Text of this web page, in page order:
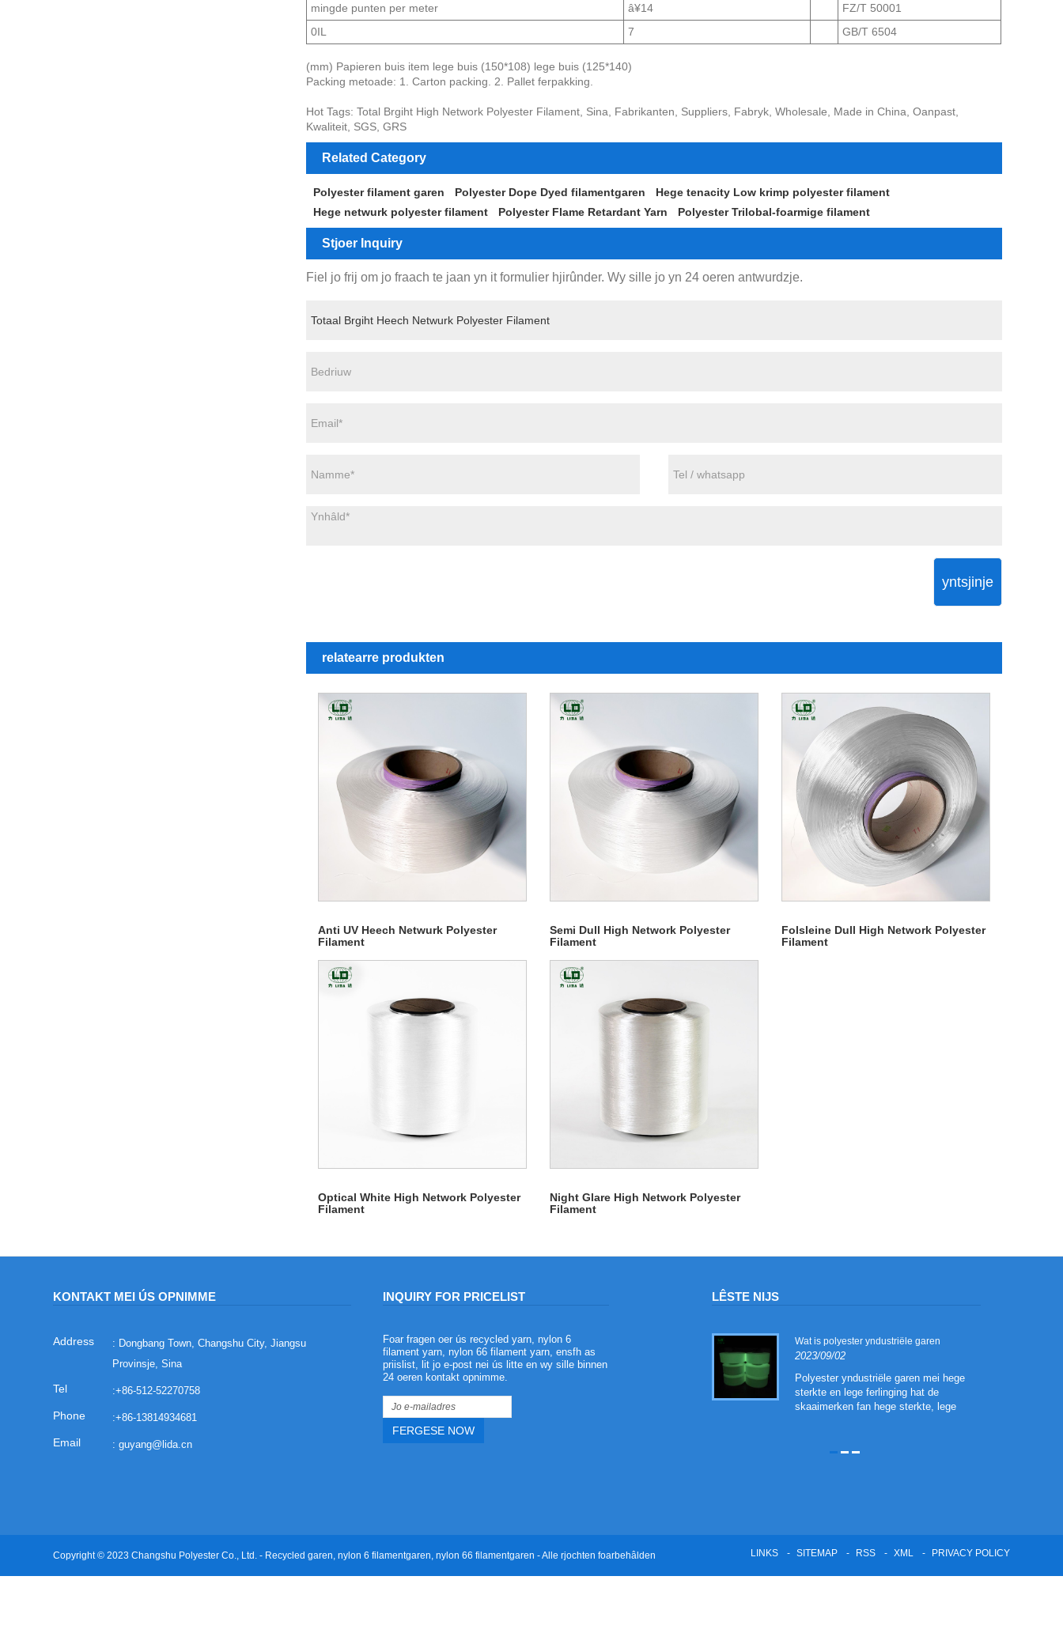
mingde punten per meter
â¥14
FZ/T 50001
0IL
7 GB/T 6504
(mm) Papieren buis item lege buis (150*108) lege buis (125*140)
Packing metoade: 1. Carton packing. 2. Pallet ferpakking.
Hot Tags: Total Brgiht High Network Polyester Filament, Sina, Fabrikanten, Suppliers, Fabryk, Wholesale, Made in China, Oanpast,
Kwaliteit, SGS, GRS
Related Category
Polyester filament garen Polyester Dope Dyed filamentgaren
Hege tenacity Low krimp polyester filament
Hege netwurk polyester filament
Polyester Flame Retardant Yarn Polyester Trilobal-foarmige filament
Stjoer Inquiry
Fiel jo frij om jo fraach te jaan yn it formulier hjirûnder. Wy sille jo yn 24 oeren antwurdzje.
yntsjinje
relatearre produkten
Anti UV Heech Netwurk Polyester
Filament
Semi Dull High Network Polyester
Filament
Folsleine Dull High Network Polyester
Filament
Optical White High Network Polyester
Filament
Night Glare High Network Polyester
Filament
KONTAKT MEI ÚS OPNIMME
: Dongbang Town, Changshu City, Jiangsu
Provinsje, Sina
:+86-512-52270758
:+86-13814934681
:guyang@lida.cn
INQUIRY FOR PRICELIST
Foar fragen oer ús recycled yarn, nylon 6
filament yarn, nylon 66 filament yarn, ensfh as
priislist, lit jo e-post nei ús litte en wy sille binnen
24 oeren kontakt opnimme.
LÊSTE NIJS
Foardielen fan polyester flammefertragend
garen
2023/08/03
Wat is polyester yndustriële garen
2023/09/02
Polyester yndustriële garen mei hege
sterkte en lege ferlinging hat de
skaaimerken fan hege sterkte, lege
as bannenkoord, transportband, canvas
Copyright © 2023 Changshu Polyester Co., Ltd. - Recycled garen, nylon 6 filamentgaren, nylon 66 filamentgaren - Alle rjochten foarbehâlden LINKS SITEMAP RSS XML PRIVACY POLICY